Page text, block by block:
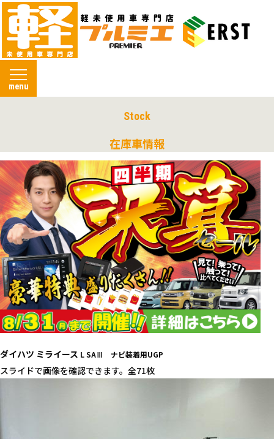
menu
在庫車情報
Stock
ダイハツ ミライース L SAⅢ ナビ装着用UGP
スライドで画像を確認できます。 全71枚